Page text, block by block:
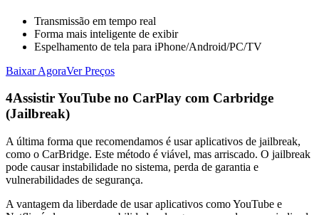
Transmissão em tempo real
Forma mais inteligente de exibir
Espelhamento de tela para iPhone/Android/PC/TV
Baixar AgoraVer Preços
4Assistir YouTube no CarPlay com Carbridge
(Jailbreak)
A última forma que recomendamos é usar aplicativos de jailbreak,
como o CarBridge. Este método é viável, mas arriscado. O jailbreak
pode causar instabilidade no sistema, perda de garantia e
vulnerabilidades de segurança.
A vantagem da liberdade de usar aplicativos como YouTube e